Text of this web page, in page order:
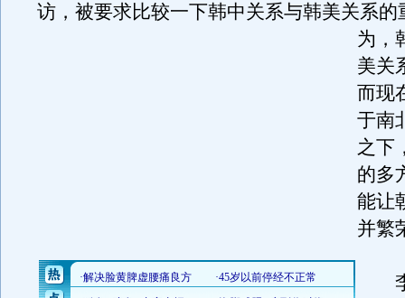
访，被要求比较一下韩中关系与韩美关系的
为，
美关
而现
于南
之下
的多
能让
并繁
李